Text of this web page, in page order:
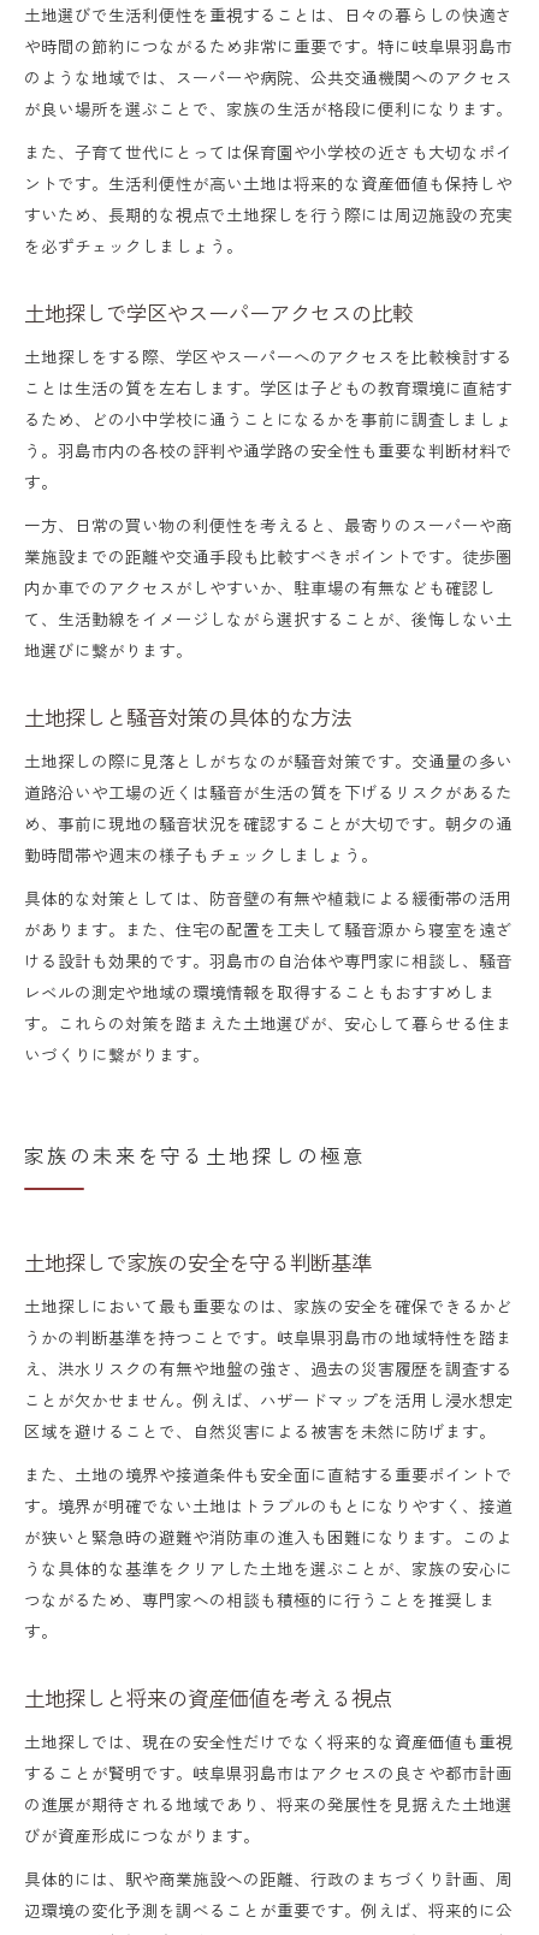
土地選びで生活利便性を重視することは、日々の暮らしの快適さ
や時間の節約につながるため非常に重要です。特に岐阜県羽島市
のような地域では、スーパーや病院、公共交通機関へのアクセス
が良い場所を選ぶことで、家族の生活が格段に便利になります。
また、子育て世代にとっては保育園や小学校の近さも大切なポイ
ントです。生活利便性が高い土地は将来的な資産価値も保持しや
すいため、長期的な視点で土地探しを行う際には周辺施設の充実
を必ずチェックしましょう。
土地探しで学区やスーパーアクセスの比較
土地探しをする際、学区やスーパーへのアクセスを比較検討する
ことは生活の質を左右します。学区は子どもの教育環境に直結す
るため、どの小中学校に通うことになるかを事前に調査しましょ
う。羽島市内の各校の評判や通学路の安全性も重要な判断材料で
す。
一方、日常の買い物の利便性を考えると、最寄りのスーパーや商
業施設までの距離や交通手段も比較すべきポイントです。徒歩圏
内か車でのアクセスがしやすいか、駐車場の有無なども確認し
て、生活動線をイメージしながら選択することが、後悔しない土
地選びに繋がります。
土地探しと騒音対策の具体的な方法
土地探しの際に見落としがちなのが騒音対策です。交通量の多い
道路沿いや工場の近くは騒音が生活の質を下げるリスクがあるた
め、事前に現地の騒音状況を確認することが大切です。朝夕の通
勤時間帯や週末の様子もチェックしましょう。
具体的な対策としては、防音壁の有無や植栽による緩衝帯の活用
があります。また、住宅の配置を工夫して騒音源から寝室を遠ざ
ける設計も効果的です。羽島市の自治体や専門家に相談し、騒音
レベルの測定や地域の環境情報を取得することもおすすめしま
す。これらの対策を踏まえた土地選びが、安心して暮らせる住ま
いづくりに繋がります。
家族の未来を守る土地探しの極意
土地探しで家族の安全を守る判断基準
土地探しにおいて最も重要なのは、家族の安全を確保できるかど
うかの判断基準を持つことです。岐阜県羽島市の地域特性を踏ま
え、洪水リスクの有無や地盤の強さ、過去の災害履歴を調査する
ことが欠かせません。例えば、ハザードマップを活用し浸水想定
区域を避けることで、自然災害による被害を未然に防げます。
また、土地の境界や接道条件も安全面に直結する重要ポイントで
す。境界が明確でない土地はトラブルのもとになりやすく、接道
が狭いと緊急時の避難や消防車の進入も困難になります。このよ
うな具体的な基準をクリアした土地を選ぶことが、家族の安心に
つながるため、専門家への相談も積極的に行うことを推奨しま
す。
土地探しと将来の資産価値を考える視点
土地探しでは、現在の安全性だけでなく将来的な資産価値も重視
することが賢明です。岐阜県羽島市はアクセスの良さや都市計画
の進展が期待される地域であり、将来の発展性を見据えた土地選
びが資産形成につながります。
具体的には、駅や商業施設への距離、行政のまちづくり計画、周
辺環境の変化予測を調べることが重要です。例えば、将来的に公